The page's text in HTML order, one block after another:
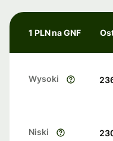
1 PLN na GNF
Wysoki
Niski